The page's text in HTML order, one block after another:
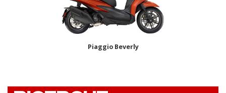
Piaggio Beverly